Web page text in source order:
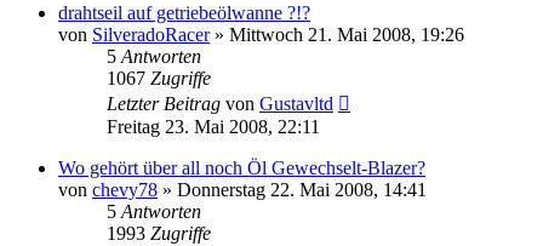
drahtseil auf getriebeölwanne ?!?
von SilveradoRacer» Mittwoch 21. Mai 2008, 19:26
5 Antworten
1067 Zugriffe
Letzter Beitrag von Gustavltd
Freitag 23. Mai 2008, 22:11
Wo gehört über all noch Öl Gewechselt-Blazer?
von chevy78 » Donnerstag 22. Mai 2008, 14:41
5 Antworten
1993 Zugriffe